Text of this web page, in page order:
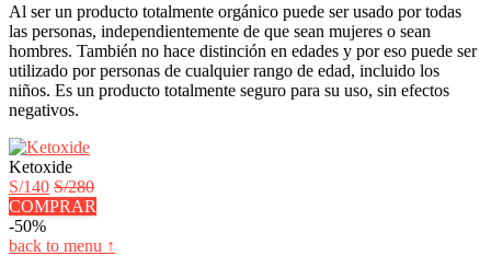
Al ser un producto totalmente orgánico puede ser usado por todas
las personas, independientemente de que sean mujeres o sean
hombres. También no hace distinción en edades y por eso puede ser
utilizado por personas de cualquier rango de edad, incluido los
niños. Es un producto totalmente seguro para su uso, sin efectos
negativos.
Ketoxide
S/140 S/280
COMPRAR
-50%
back to menu ↑